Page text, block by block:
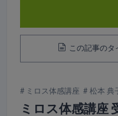
この記事のタ
ミロス体感講座 松本 典
ミロス体感講座